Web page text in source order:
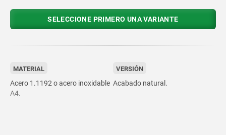
SELECCIONE PRIMERO UNA VARIANTE
MATERIAL
Acero 1.1192 o acero inoxidable
A4.
VERSIÓN
Acabado natural.